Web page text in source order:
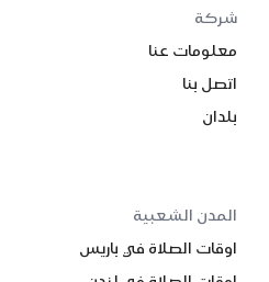
شركة
معلومات عنا
اتصل بنا
بلدان
المدن الشعبية
اوقات الصلاة في باريس